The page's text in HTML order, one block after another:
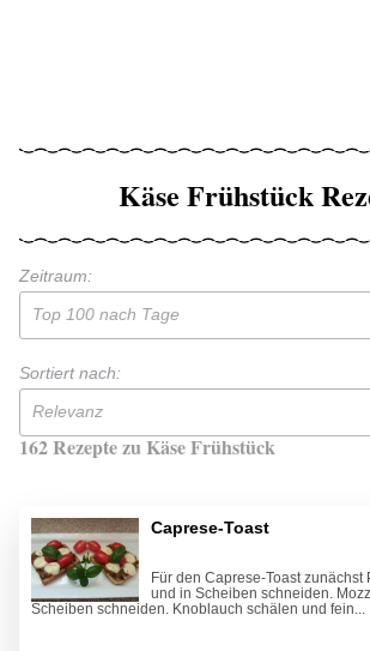
Käse Frühstück
Zeitraum:
Top 100 nach Tage
Sortiert nach:
Relevanz
162 Rezepte zu Käse Frühstück
Caprese-Toast
Für den Caprese-Toast zunächst
und in Scheiben schneiden.
Scheiben schneiden. Knoblauch schälen und fein...